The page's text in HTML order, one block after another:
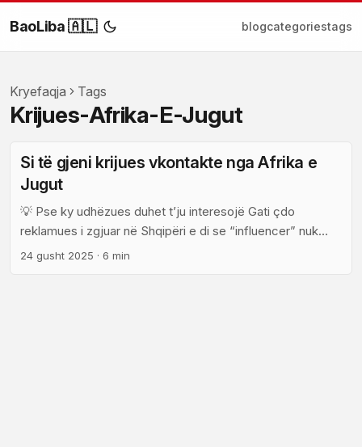
BaoLiba 🇦🇱 blogcategoriestags
Kryefaqja Tags
Krijues-Afrika-E-Jugut
Si të gjeni krijues vkontakte nga Afrika e
Jugut
💡 Pse ky udhëzues duhet t’ju interesojë Gati çdo
reklamues i zgjuar në Shqipëri e di se “influencer” nuk
është e njëjtë me “partner i besueshëm për të bërë
24 gusht 2025 · 6 min